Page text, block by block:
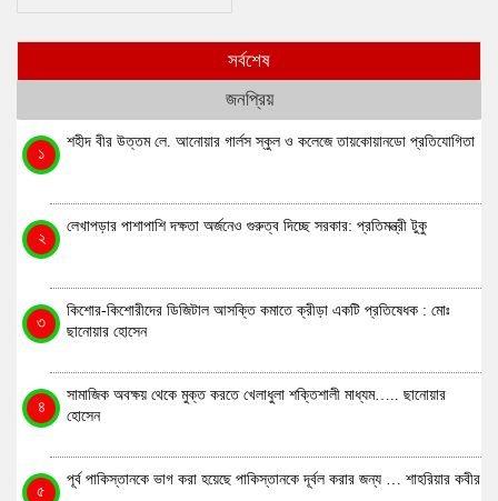
সর্বশেষ
জনপ্রিয়
১
শহীদ বীর উত্তম লে. আনোয়ার গার্লস স্কুল ও কলেজে তায়কোয়ানডো প্রতিযোগিতা
২
লেখাপড়ার পাশাপাশি দক্ষতা অর্জনেও গুরুত্ব দিচ্ছে সরকার: প্রতিমন্ত্রী টুকু
৩
কিশোর-কিশোরীদের ডিজিটাল আসক্তি কমাতে ক্রীড়া একটি প্রতিষেধক : মোঃ
ছানোয়ার হোসেন
৪
সামাজিক অবক্ষয় থেকে মুক্ত করতে খেলাধুলা শক্তিশালী মাধ্যম….. ছানোয়ার
হোসেন
৫
পূর্ব পাকিস্তানকে ভাগ করা হয়েছে পাকিস্তানকে দূর্বল করার জন্য … শাহরিয়ার কবীর